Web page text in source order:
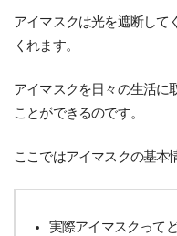
アイマスクは光を遮断して
くれます。
アイマスクを日々の生活に
ことができるのです。
ここではアイマスクの基本
実際アイマスクって